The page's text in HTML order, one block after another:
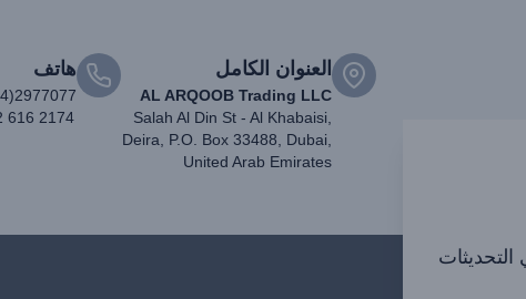
العنوان الكامل
AL ARQOOB Trading LLC
Salah Al Din St - Al Khabaisi,
Deira, P.O. Box 33488, Dubai,
United Arab Emirates
هاتف
616 2174
التحديثات